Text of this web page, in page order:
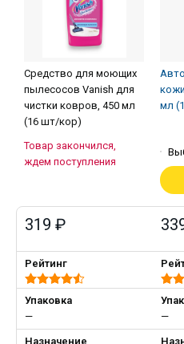
Средство для моющих
пылесосов Vanish для
чистки ковров, 450 мл
(16 шт/кор)
Товар закончился,
ждем поступления
мл
319 ₽
Рейтинг
Упаковка
—
—
Назначение